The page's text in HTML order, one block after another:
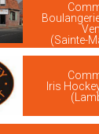
(Sainte-
Iris